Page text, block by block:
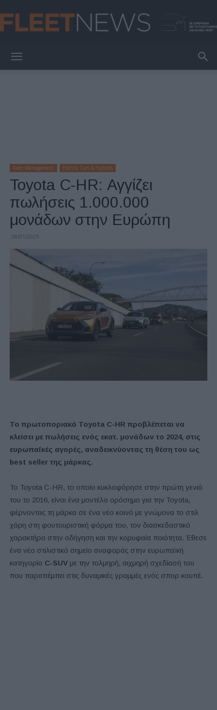
Fleet Management Electric Cars & Hybrids
Toyota C-HR: Αγγίζει
πωλήσεις 1.000.000
μονάδων στην Ευρώπη
08/01/2025
Το πρωτοποριακό Toyota C-HR προβλέπεται να
κλείσει με πωλήσεις ενός εκατ. μονάδων το 2024, στις
ευρωπαϊκές αγορές, αναδεικνύοντας τη θέση του ως
best seller της μάρκας.
Το Toyota C-HR, το οποίο κυκλοφόρησε στην πρώτη γενιά
του το 2016, είναι ένα μοντέλο ορόσημο για την Toyota,
φέρνοντας τη μάρκα σε ένα νέο κοινό με γνώμονα το στιλ
χάρη στη φουτουριστική φόρμα του, τον διασκεδαστικό
χαρακτήρα στην οδήγηση και την κορυφαία ποιότητα. Έθεσε
ένα νέο στιλιστικό σημείο αναφοράς στην ευρωπαϊκή
κατηγορία C-SUV με την τολμηρή, αιχμηρή σχεδίασή του
που παραπέμπει στις δυναμικές γραμμές ενός σπορ κουπέ.